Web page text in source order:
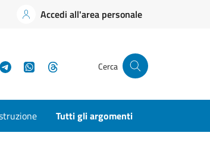
Accedi all'area personale
TelegramWhatsApp Cerca
Tutti gli argomenti